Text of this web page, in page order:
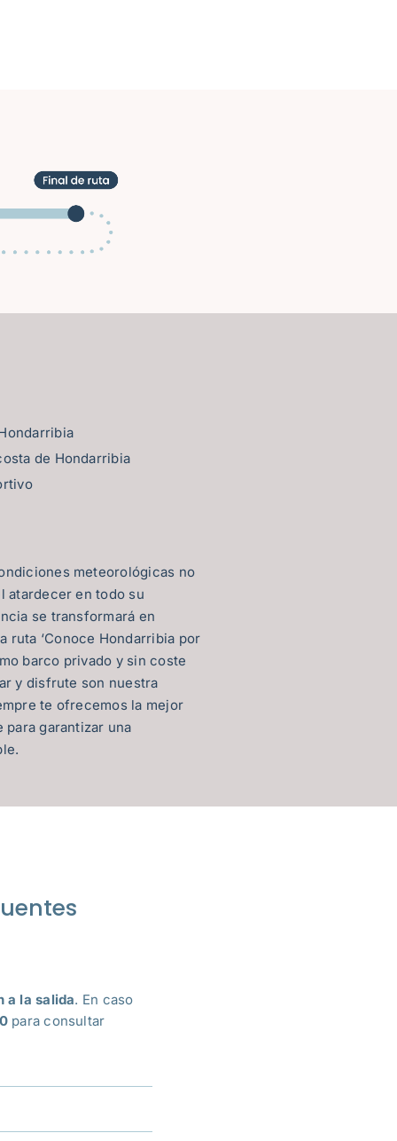
de Hondarribia
meteorológicas no
atardecer en todo su
se transformará en
ruta ‘Conoce Hondarribia por
barco privado y sin coste
y disfrute son nuestra
te ofrecemos la mejor
garantizar una
a la salida. En caso
para consultar